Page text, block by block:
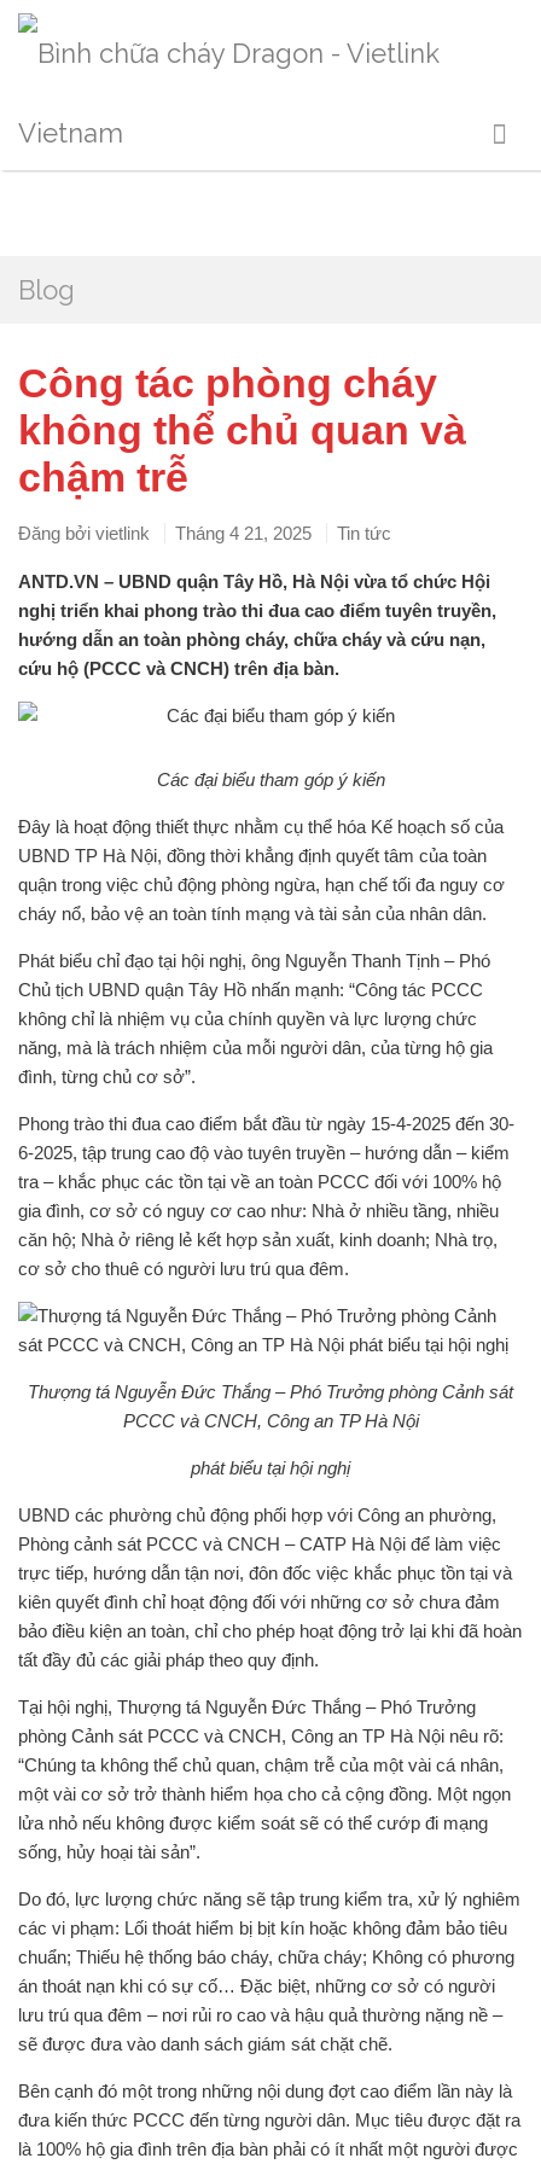
Blog
Công tác phòng cháy
không thể chủ quan và
chậm trễ
Đăng bởi vietlink Tháng 4 21, 2025 Tin tức
ANTD.VN – UBND quận Tây Hồ, Hà Nội vừa tổ chức Hội
nghị triển khai phong trào thi đua cao điểm tuyên truyền,
hướng dẫn an toàn phòng cháy, chữa cháy và cứu nạn,
cứu hộ (PCCC và CNCH) trên địa bàn.
Các đại biểu tham góp ý kiến
Đây là hoạt động thiết thực nhằm cụ thể hóa Kế hoạch số của
UBND TP Hà Nội, đồng thời khẳng định quyết tâm của toàn
quận trong việc chủ động phòng ngừa, hạn chế tối đa nguy cơ
cháy nổ, bảo vệ an toàn tính mạng và tài sản của nhân dân.
Phát biểu chỉ đạo tại hội nghị, ông Nguyễn Thanh Tịnh – Phó
Chủ tịch UBND quận Tây Hồ nhấn mạnh: “Công tác PCCC
không chỉ là nhiệm vụ của chính quyền và lực lượng chức
năng, mà là trách nhiệm của mỗi người dân, của từng hộ gia
đình, từng chủ cơ sở”.
Phong trào thi đua cao điểm bắt đầu từ ngày 15-4-2025 đến 30-
6-2025, tập trung cao độ vào tuyên truyền – hướng dẫn – kiểm
tra – khắc phục các tồn tại về an toàn PCCC đối với 100% hộ
gia đình, cơ sở có nguy cơ cao như: Nhà ở nhiều tầng, nhiều
căn hộ; Nhà ở riêng lẻ kết hợp sản xuất, kinh doanh; Nhà trọ,
cơ sở cho thuê có người lưu trú qua đêm.
Thượng tá Nguyễn Đức Thắng – Phó Trưởng phòng Cảnh sát
PCCC và CNCH, Công an TP Hà Nội
phát biểu tại hội nghị
UBND các phường chủ động phối hợp với Công an phường,
Phòng cảnh sát PCCC và CNCH – CATP Hà Nội để làm việc
trực tiếp, hướng dẫn tận nơi, đôn đốc việc khắc phục tồn tại và
kiên quyết đình chỉ hoạt động đối với những cơ sở chưa đảm
bảo điều kiện an toàn, chỉ cho phép hoạt động trở lại khi đã hoàn
tất đầy đủ các giải pháp theo quy định.
Tại hội nghị, Thượng tá Nguyễn Đức Thắng – Phó Trưởng
phòng Cảnh sát PCCC và CNCH, Công an TP Hà Nội nêu rõ:
“Chúng ta không thể chủ quan, chậm trễ của một vài cá nhân,
một vài cơ sở trở thành hiểm họa cho cả cộng đồng. Một ngọn
lửa nhỏ nếu không được kiểm soát sẽ có thể cướp đi mạng
sống, hủy hoại tài sản”.
Do đó, lực lượng chức năng sẽ tập trung kiểm tra, xử lý nghiêm
các vi phạm: Lối thoát hiểm bị bịt kín hoặc không đảm bảo tiêu
chuẩn; Thiếu hệ thống báo cháy, chữa cháy; Không có phương
án thoát nạn khi có sự cố… Đặc biệt, những cơ sở có người
lưu trú qua đêm – nơi rủi ro cao và hậu quả thường nặng nề –
sẽ được đưa vào danh sách giám sát chặt chẽ.
Bên cạnh đó một trong những nội dung đợt cao điểm lần này là
đưa kiến thức PCCC đến từng người dân. Mục tiêu được đặt ra
là 100% hộ gia đình trên địa bàn phải có ít nhất một người được